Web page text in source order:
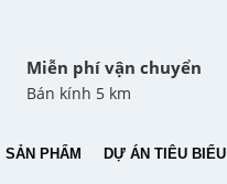
Miễn phí vận chuyển
Bán kính 5 km
SẢN PHẨM DỰ ÁN TIÊU BIỂU